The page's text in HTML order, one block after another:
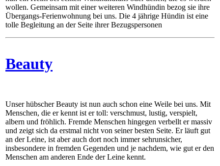
wollen. Gemeinsam mit einer weiteren Windhündin bezog sie ihre
Übergangs-Ferienwohnung bei uns. Die 4 jährige Hündin ist eine
tolle Begleitung an der Seite ihrer Bezugspersonen
Beauty
Unser hübscher Beauty ist nun auch schon eine Weile bei uns. Mit
Menschen, die er kennt ist er toll: verschmust, lustig, verspielt,
albern und fröhlich. Fremde Menschen hingegen verbellt er massiv
und zeigt sich da erstmal nicht von seiner besten Seite. Er läuft gut
an der Leine, ist aber auch dort noch immer sehrunsicher,
insbesondere in fremden Gegenden und je nachdem, wie gut er den
Menschen am anderen Ende der Leine kennt.